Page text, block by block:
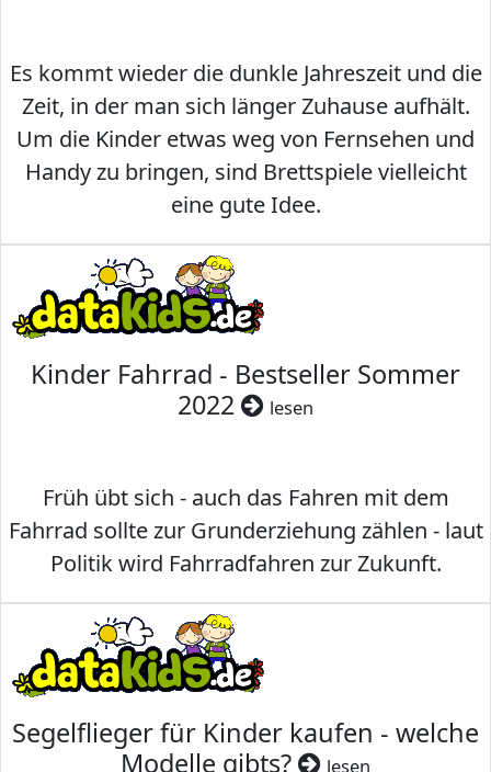
Es kommt wieder die dunkle Jahreszeit und die
Zeit, in der man sich länger Zuhause aufhält.
Um die Kinder etwas weg von Fernsehen und
Handy zu bringen, sind Brettspiele vielleicht
eine gute Idee.
Kinder Fahrrad - Bestseller Sommer
2022
lesen
Früh übt sich - auch das Fahren mit dem
Fahrrad sollte zur Grunderziehung zählen - laut
Politik wird Fahrradfahren zur Zukunft.
Segelflieger für Kinder kaufen - welche
Modelle gibts?
lesen